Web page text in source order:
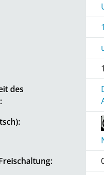
des